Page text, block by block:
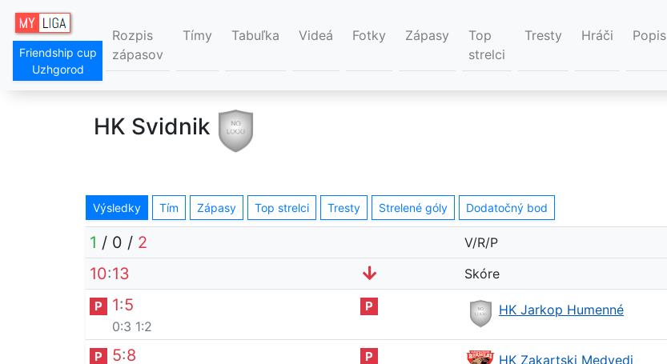
Friendship cup
Uzhgorod
Rozpis
zápasov
Tímy Tabuľka Videá Fotky Zápasy
Top
strelci
Tresty Hráči Popis
HK Svidnik
Výsledky Tím Zápasy Top strelci Tresty Strelené góly Dodatočný bod
1 / 0 / 2 V/R/P
10:13 Skóre
P 1:5
0:3 1:2
P HK Jarkop Humenné
P 5:8 P HK Zakartskі Medvedi